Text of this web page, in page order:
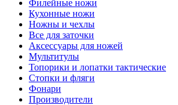
Филейные ножи
Кухонные ножи
Ножны и чехлы
Все для заточки
Аксессуары для ножей
Мультитулы
Топорики и лопатки тактические
Стопки и фляги
Фонари
Производители